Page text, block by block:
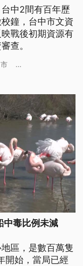
中2間有百年歷
鐘，台中市文資
戰後初期資源有
查。
...
中毒比例未減
區，是數百萬隻
開始，當局已經